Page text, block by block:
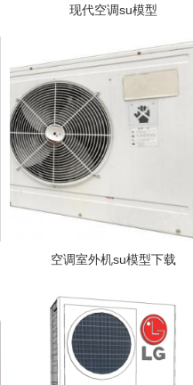
现代空调su模型
空调室外机su模型下载